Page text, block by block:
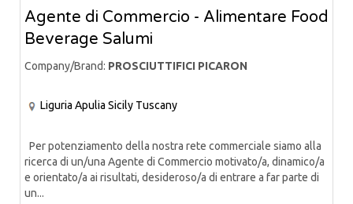
Agente di Commercio - Alimentare Food
Beverage Salumi
Company/Brand: PROSCIUTTIFICI PICARON
Liguria Apulia Sicily Tuscany
Per potenziamento della nostra rete commerciale siamo alla
ricerca di un/una Agente di Commercio motivato/a, dinamico/a
e orientato/a ai risultati, desideroso/a di entrare a far parte di
un...